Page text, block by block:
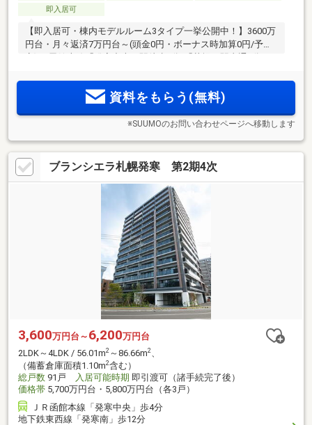
即入居可
【即入居可・棟内モデルルーム3タイプ一挙公開中！】3600万
円台・月々返済7万円台～(頭金0円・ボーナス時加算0円/予
定)JR函館本線「発寒中央」駅徒歩4分/「札幌」駅直通8分。
13分。都心や新千歳空港への好アクセスの14階建91邸、2LDK
台～86m2台で誕生
資料をもらう(無料)
※SUUMOのお問い合わせページへ移動します
ブランシエラ札幌発寒 第2期4次
3,600万円台～ 6,200万円台
2LDK～4LDK / 56.01m2 ～86.66m2
（備蓄倉庫面積1.10m2含む）
総戸数 91戸 入居可能時期 即引渡可（諸手続完了後）
価格帯 5,700万円台・5,800万円台（各3戸）
ＪＲ函館本線「発寒中央」歩4分
地下鉄東西線「発寒南」歩12分